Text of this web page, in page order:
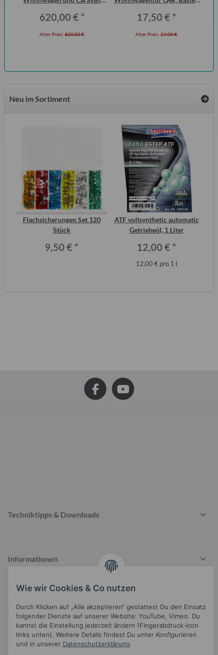
Seitz
620,00 € *
Alter Preis: 820,00 €
17,50 € *
Alter Preis: 24,00 €
Neu im Sortiment
Flachsicherungen Set 120
Stück
9,50 € *
ATF vollsynthetic automatic
Getriebeöl, 1 Liter
12,00 € *
12,00 € pro 1 l
Techniktipps & Downloads
Informationen
Gesetzliche Informationen
Wie wir Cookies & Co nutzen
Durch Klicken auf „Alle akzeptieren“ gestattest Du den Einsatz
folgender Dienste auf unserer Website: YouTube, Vimeo. Du
kannst die Einstellung jederzeit ändern (Fingerabdruck-Icon
links unten). Weitere Details findest Du unter Konfigurieren
und in unserer Datenschutzerklärung.